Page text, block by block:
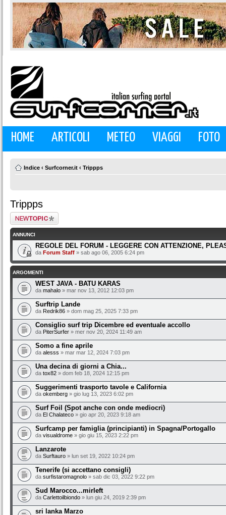
HOME ARTICOLI METEO VIAGGI FOTO
Indice ‹ Surfcorner.it ‹ Trippps
Trippps
Scrivi un nuovo
argomento
ANNUNCI
REGOLE DEL FORUM - LEGGERE CON ATTENZIONE,
da Forum Staff » sab ago 06, 2005 6:24 pm
ARGOMENTI
WEST JAVA - BATU KARAS
da mahalo » mar nov 13, 2012 12:03 pm
Surftrip Lande
da Redrik86 » dom mag 25, 2025 7:33 pm
Consiglio surf trip Dicembre ed eventuale accollo
da PiterSurfer » mer nov 20, 2024 11:49 am
Somo a fine aprile
da alesss » mar mar 12, 2024 7:03 pm
Una decina di giorni a Chia...
da tox82 » dom feb 18, 2024 12:15 pm
Suggerimenti trasporto tavole e California
da okemberg » gio lug 13, 2023 6:02 pm
Surf Foil (Spot anche con onde mediocri)
da El Chalateco » gio apr 20, 2023 9:18 am
Surfcamp per famiglia (principianti) in Spagna/Portogallo
da visualdrome » gio giu 15, 2023 2:22 pm
Lanzarote
da Surftauro » lun set 19, 2022 10:24 pm
Tenerife (si accettano consigli)
da surfistaromagnolo » sab dic 03, 2022 9:22 pm
Sud Marocco...mirleft
da Carlettoilbiondo » lun giu 24, 2019 2:39 pm
sri lanka Marzo